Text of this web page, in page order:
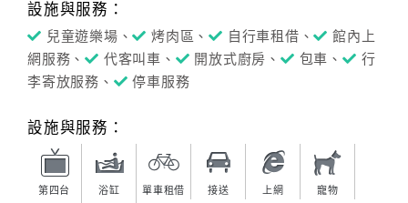
絡
單
線
設施與服務：
兒童遊樂場、 烤肉區、 自行車租借、
館內上
網服務、
代客叫車、 開放式廚房、 包車、
行
李寄放服務、
停車服務
設施與服務：
第四台 浴缸 單車租借 接送 上網 寵物